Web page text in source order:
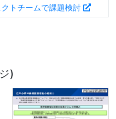
トチームで課題検討
)